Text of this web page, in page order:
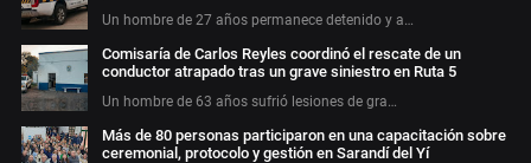
Un hombre de 27 años permanece detenido y a…
Comisaría de Carlos Reyles coordinó el rescate de un
conductor atrapado tras un grave siniestro en Ruta 5
Un hombre de 63 años sufrió lesiones de gra…
Más de 80 personas participaron en una capacitación sobre
ceremonial, protocolo y gestión en Sarandí del Yí